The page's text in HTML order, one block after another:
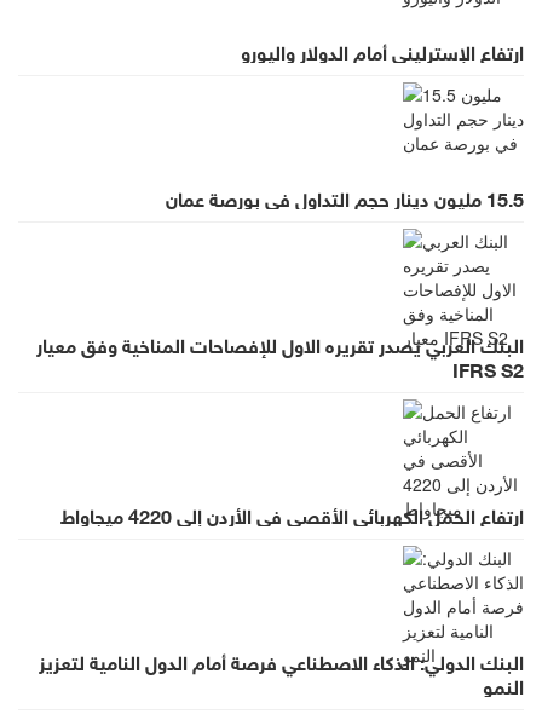
ارتفاع الإسترليني أمام الدولار واليورو
15.5 مليون دينار حجم التداول في بورصة عمان
البنك العربي يصدر تقريره الاول للإفصاحات المناخية وفق معيار
IFRS S2
ارتفاع الحمل الكهربائي الأقصى في الأردن إلى 4220 ميجاواط
البنك الدولي: الذكاء الاصطناعي فرصة أمام الدول النامية لتعزيز
النمو